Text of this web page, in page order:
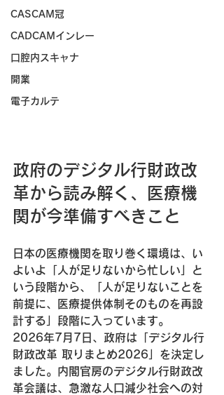
CASCAM冠
CADCAMインレー
口腔内スキャナ
開業
電子カルテ
政府のデジタル行財政改
革から読み解く、医療機
関が今準備すべきこと
日本の医療機関を取り巻く環境は、い
よいよ「人が足りないから忙しい」と
いう段階から、「人が足りないことを
前提に、医療提供体制そのものを再設
計する」段階に入っています。
2026年7月7日、政府は「デジタル行
財政改革 取りまとめ2026」を決定し
ました。内閣官房のデジタル行財政改
革会議は、急激な人口減少社会への対